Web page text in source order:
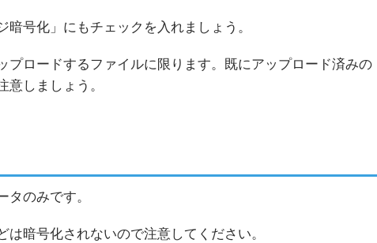
号化」にもチェックを入れましょう。
ロードするファイルに限ります。既にアップロード済みの
意しましょう。
タのみです。
暗号化されないので注意してください。